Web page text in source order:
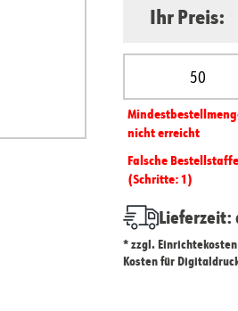
Ihr Preis:
Produkt
nicht erreicht
Falsche
(Schritte: 1)
Lieferzeit:
* zzgl.
Kosten für